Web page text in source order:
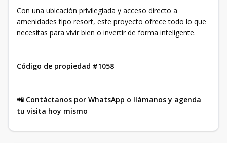
Con una ubicación privilegiada y acceso directo a
amenidades tipo resort, este proyecto ofrece todo lo que
necesitas para vivir bien o invertir de forma inteligente.
Código de propiedad #1058
📲 Contáctanos por WhatsApp o llámanos y agenda
tu visita hoy mismo